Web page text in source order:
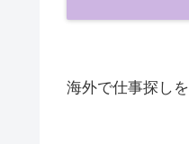
海外で仕事探し